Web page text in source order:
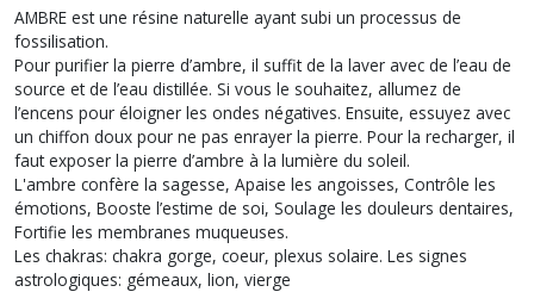
AMBRE est une résine naturelle ayant subi un processus de
fossilisation.
Pour purifier la pierre d’ambre, il suffit de la laver avec de l’eau de
source et de l’eau distillée. Si vous le souhaitez, allumez de
l’encens pour éloigner les ondes négatives. Ensuite, essuyez avec
un chiffon doux pour ne pas enrayer la pierre. Pour la recharger, il
faut exposer la pierre d’ambre à la lumière du soleil.
L'ambre confère la sagesse, Apaise les angoisses, Contrôle les
émotions, Booste l’estime de soi, Soulage les douleurs dentaires,
Fortifie les membranes muqueuses.
Les chakras: chakra gorge, coeur, plexus solaire. Les signes
astrologiques: gémeaux, lion, vierge